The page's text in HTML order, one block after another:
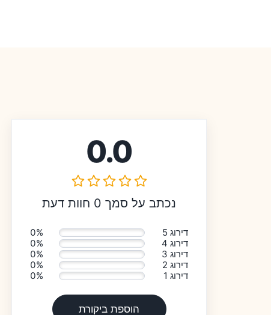
0.0
נכתב על סמך 0 חוות דעת
דירוג 5
0%
דירוג 4
0%
דירוג 3
0%
דירוג 2
0%
דירוג 1
0%
הוספת ביקורת